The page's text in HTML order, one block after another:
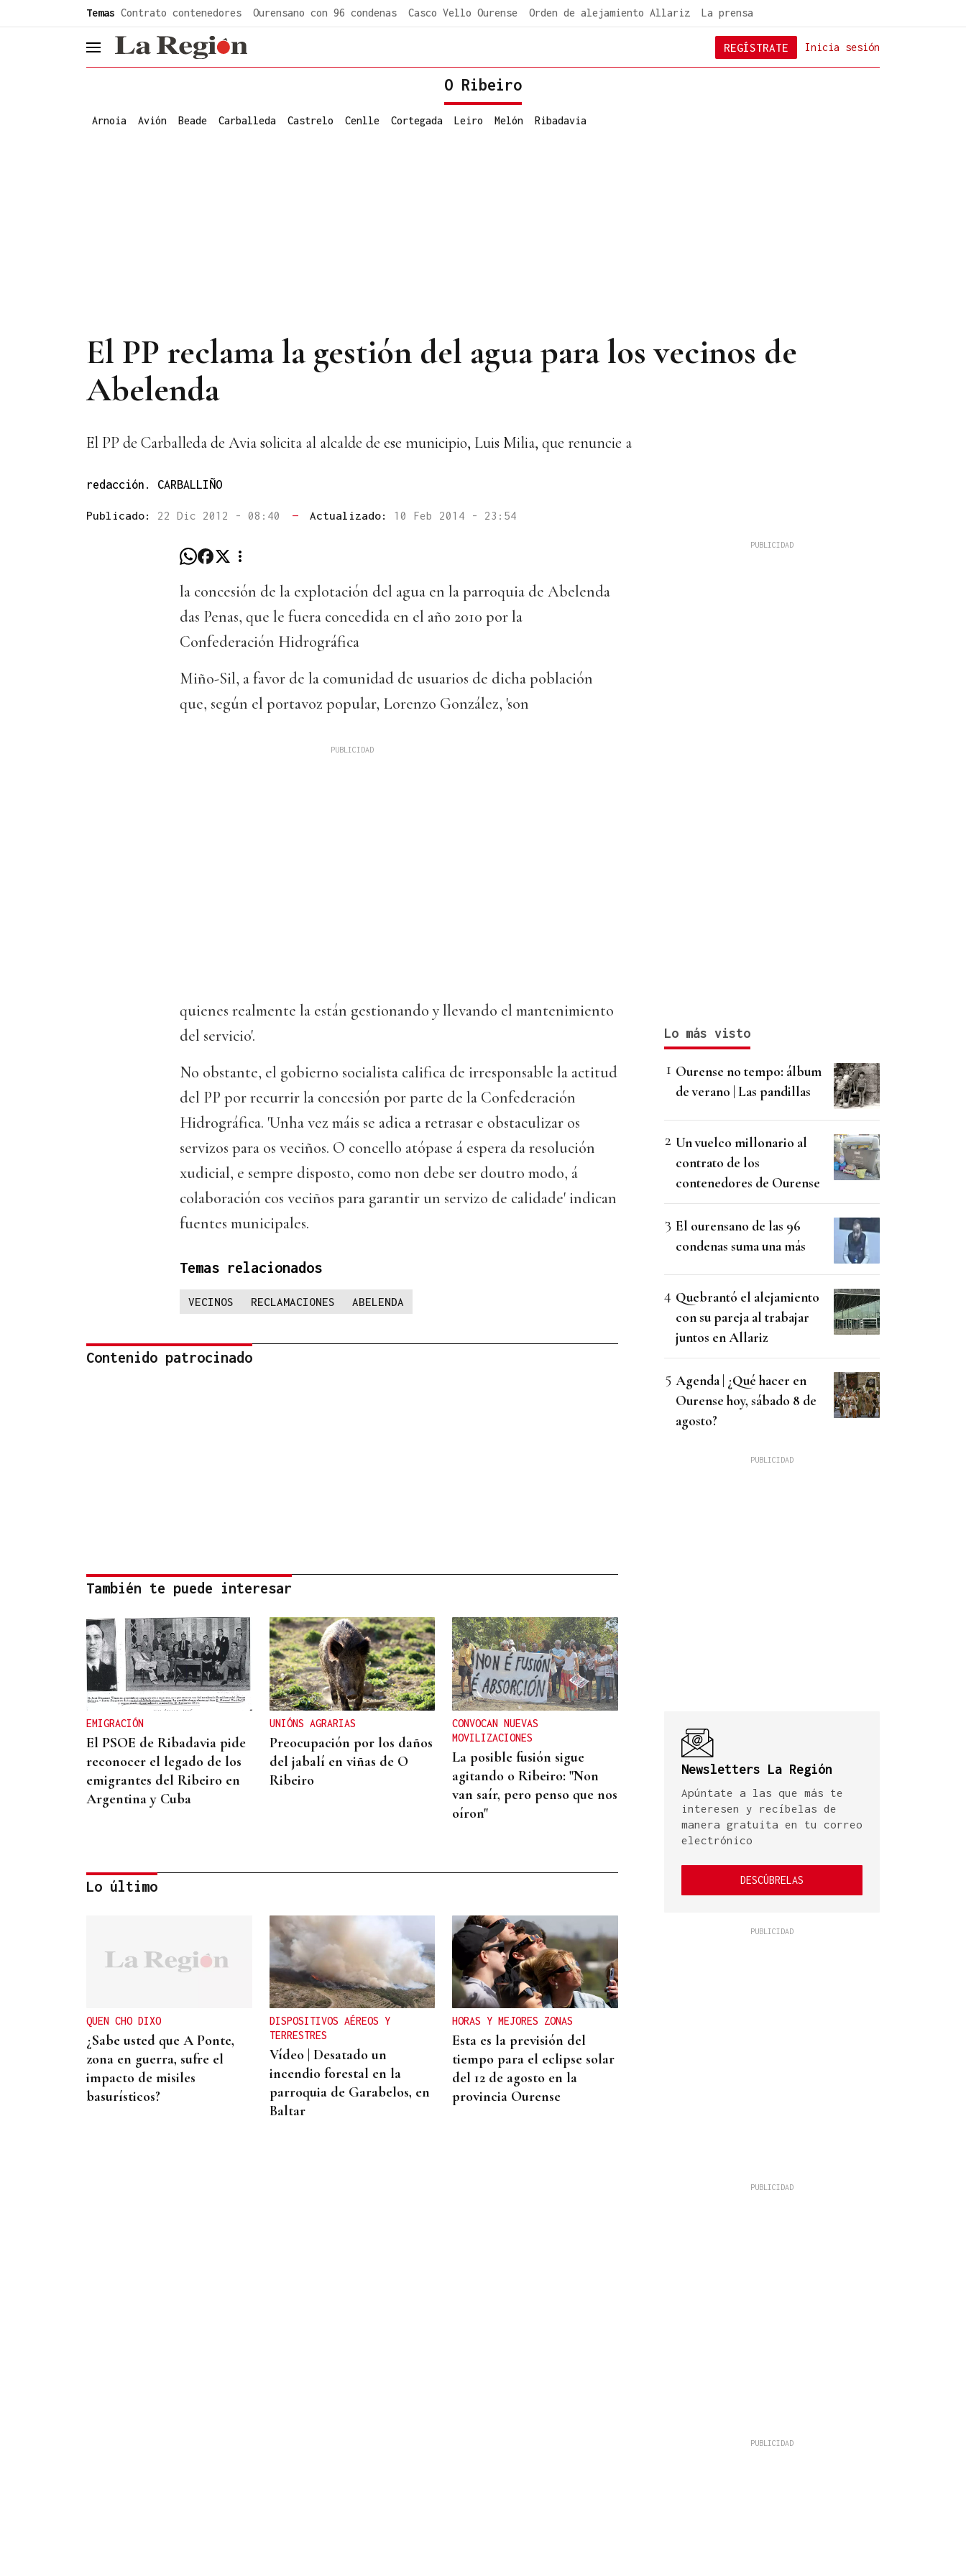
Temas Contrato contenedores Ourensano con 96 condenas Casco Vello Ourense Orden de alejamiento Allariz La prensa
header.menu.open Inicia sesión
REGÍSTRATE
O Ribeiro
Arnoia Avión Beade Carballeda Castrelo Cenlle Cortegada Leiro Melón Ribadavia
El PP reclama la gestión del agua para los vecinos de
Abelenda
El PP de Carballeda de Avia solicita al alcalde de ese municipio, Luis Milia, que renuncie a
redacción. CARBALLIÑO
Publicado: 22 Dic 2012 - 08:40 — Actualizado: 10 Feb 2014 - 23:54
la concesión de la explotación del agua en la parroquia de Abelenda
das Penas, que le fuera concedida en el año 2010 por la
Confederación Hidrográfica
Miño-Sil, a favor de la comunidad de usuarios de dicha población
que, según el portavoz popular, Lorenzo González, 'son
quienes realmente la están gestionando y llevando el mantenimiento
del servicio'.
No obstante, el gobierno socialista califica de irresponsable la actitud
del PP por recurrir la concesión por parte de la Confederación
Hidrográfica. 'Unha vez máis se adica a retrasar e obstaculizar os
servizos para os veciños. O concello atópase á espera da resolución
xudicial, e sempre disposto, como non debe ser doutro modo, á
colaboración cos veciños para garantir un servizo de calidade' indican
fuentes municipales.
Temas relacionados
VECINOS RECLAMACIONES ABELENDA
Contenido patrocinado
También te puede interesar
EMIGRACIÓN
El PSOE de Ribadavia pide
reconocer el legado de los
emigrantes del Ribeiro en
Argentina y Cuba
UNIÓNS AGRARIAS
Preocupación por los daños
del jabalí en viñas de O
Ribeiro
CONVOCAN NUEVAS
MOVILIZACIONES
La posible fusión sigue
agitando o Ribeiro: "Non
van saír, pero penso que nos
oíron"
CARTA COMPLETA
Documento | El
fusión fusión de Carballeda
de Avia y Ribadavia
Lo último
QUEN CHO DIXO
¿Sabe usted que A Ponte,
zona en guerra, sufre el
impacto de misiles
basurísticos?
DISPOSITIVOS AÉREOS Y
TERRESTRES
Vídeo | Desatado un
incendio forestal en la
parroquia de Garabelos, en
Baltar
HORAS Y MEJORES ZONAS
Esta es la previsión del
tiempo para el eclipse solar
del 12 de agosto en la
provincia Ourense
Lo más visto
Ourense no tempo: álbum
de verano | Las pandillas
Un vuelco millonario al
contrato de los
contenedores de Ourense
El ourensano de las 96
condenas suma una más
Quebrantó el alejamiento
con su pareja al trabajar
juntos en Allariz
Agenda | ¿Qué hacer en
Ourense hoy, sábado 8 de
agosto?
Newsletters La Región
Apúntate a las que más te
interesen y recíbelas de
manera gratuita en tu correo
electrónico
DESCÚBRELAS